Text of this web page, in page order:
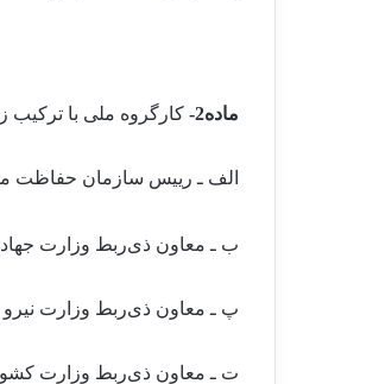
ماده2- کارگروه ملی با ترکیب
الف ـ رییس سازمان حفاظت
ب ـ معاون ذیربط وزارت
پ ـ معاون ذیربط وزارت نیرو
ت ـ معاون ذیربط وزارت